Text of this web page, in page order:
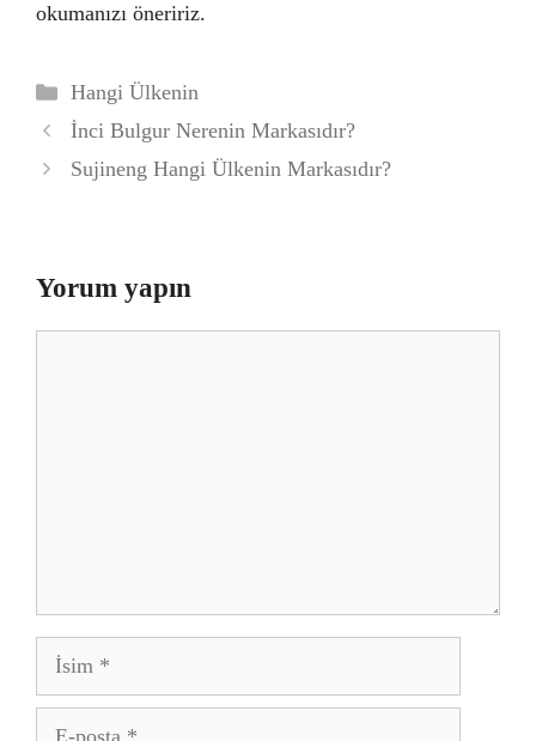
okumanızı öneririz.
Kategoriler
Hangi Ülkenin
İnci Bulgur Nerenin Markasıdır?
Sujineng Hangi Ülkenin Markasıdır?
Yorum yapın
İsim